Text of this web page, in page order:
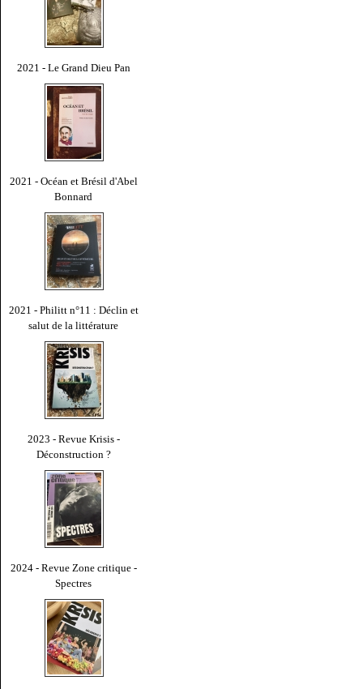
2021 - Le Grand Dieu Pan
2021 - Océan et Brésil d'Abel
Bonnard
2021 - Philitt n°11 : Déclin et
salut de la littérature
2023 - Revue Krisis -
Déconstruction ?
2024 - Revue Zone critique -
Spectres